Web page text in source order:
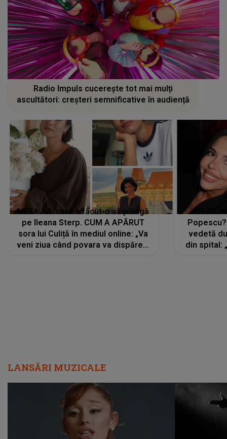
Radio Impuls cucerește tot mai mulți
ascultători: creșteri semnificative în audiență
MESAJUL care a făcut-o să plângă
pe Ileana Sterp. CUM A APĂRUT
sora lui Culiță în mediul online: „Va
veni ziua când povara va dispărea,
vedetă
din spital:
LANSĂRI MUZICALE